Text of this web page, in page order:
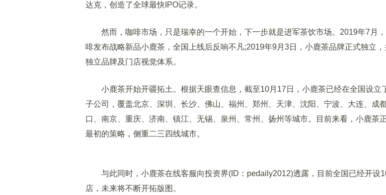
达克，创造了全球最快IPO记录。
然而，咖啡市场，只是瑞幸的一个开始，下一步就是进军茶饮市场。2019年7月
啡发布战略新品小鹿茶，全国上线后反响不凡;2019年9月3日，小鹿茶品牌正式独立，
独立品牌及门店视觉体系。
小鹿茶开始开疆拓土。根据天眼查信息，截至10月17日，小鹿茶已经在全国设立
子公司，覆盖北京、深圳、长沙、佛山、福州、郑州、天津、沈阳、宁波、大连、成
口、南京、重庆、济南、镇江、无锡、泉州、常州、扬州等城市。目前来看，小鹿茶
最初的策略，侧重二三四线城市。
与此同时，小鹿茶在线客服向投资界(ID：pedaily2012)透露，目前全国已经开设
店，未来将不断开拓版图。